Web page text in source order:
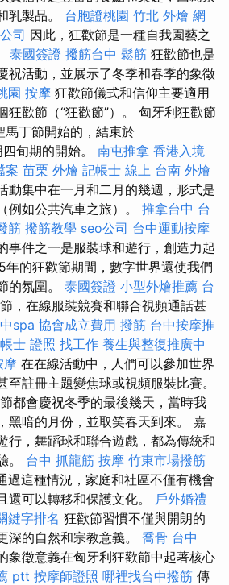
乳製品。 台胞證桃園 竹北 外燴 網
司 因此，狂歡節是一種自我園藝之
泰國簽證 撥筋台中 鬆筋 狂歡節也是
祝活動，並展示了冬季和春季的象徵
園 按摩 狂歡節儀式和信仰主要適用
狂歡節（“狂歡節”）。 匈牙利狂歡節
馬丁節開始的，結束於
旬期的開始。 南屯推拿 香港入境
案 苗栗 外燴 記帳士 線上 台南 外燴
動集中在一月和二月的幾週，形式是
例如公共汽車之旅）。 推拿台中 台
筋 撥筋教學 seo公司 台中運動按摩
事件之一是服裝球和遊行，創造力起
的狂歡節期間，數字世界還使我們
的氛圍。 泰國簽證 小型外燴推薦 台
，在線服裝競賽和聯合視頻通話甚
spa 協會成立費用 撥筋 台中按摩推
士 證照 找工作 養生與整復推廣中
摩 在在線活動中，人們可以參加世界
至註冊主題變焦球或視頻服裝比賽。
都會慶祝冬季的最後幾天，當時我
黑暗的月份，並取笑春天到來。 嘉
行，舞蹈球和聯合遊戲，都為傳統和
。 台中 抓龍筋 按摩 竹東市場撥筋
過這種情況，家庭和社區不僅有機會
還可以轉移和保護文化。 戶外婚禮
鍵字排名 狂歡節習慣不僅與開朗的
深的自然和宗教意義。 喬骨 台中
象徵意義在匈牙利狂歡節中起著核心
ptt 按摩師證照 哪裡找台中撥筋 傳